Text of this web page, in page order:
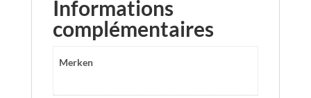
Informations
complémentaires
Merken